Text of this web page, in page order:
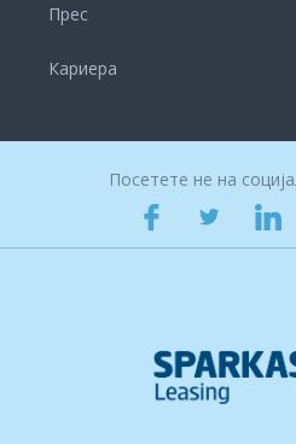
Прес
Кариера
Посетете не на